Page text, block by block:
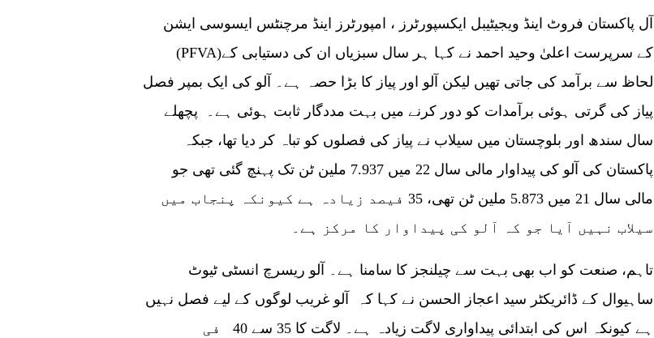
آل پاکستان فروٹ اینڈ ویجیٹیبل ایکسپورٹرز ، امپورٹرز اینڈ مرچنٹس ایسوسی ایشن
(PFVA)کے سرپرست اعلیٰ وحید احمد نے کہا ہر سال سبزیاں ان کی دستیابی کے
لحاظ سے برآمد کی جاتی تھیں لیکن آلو اور پیاز کا بڑا حصہ ہے۔ آلو کی ایک بمپر فصل
پیاز کی گرتی ہوئی برآمدات کو دور کرنے میں بہت مددگار ثابت ہوئی ہے۔ پچھلے
سال سندھ اور بلوچستان میں سیلاب نے پیاز کی فصلوں کو تباہ کر دیا تھا، جبکہ
پاکستان کی آلو کی پیداوار مالی سال 22 میں 7.937 ملین ٹن تک پہنچ گئی تھی جو
مالی سال 21 میں 5.873 ملین ٹن تھی، 35 فیصد زیادہ ہے کیونکہ پنجاب میں
سیلاب نہیں آیا جو کہ آلو کی پیداوار کا مرکز ہے۔
تاہم، صنعت کو اب بھی بہت سے چیلنجز کا سامنا ہے۔ آلو ریسرچ انسٹی ٹیوٹ
ساہیوال کے ڈائریکٹر سید اعجاز الحسن نے کہا کہ آلو غریب لوگوں کے لیے فصل نہیں
ہے کیونکہ اس کی ابتدائی پیداواری لاگت زیادہ ہے۔ لاگت کا 35 سے 40 فی